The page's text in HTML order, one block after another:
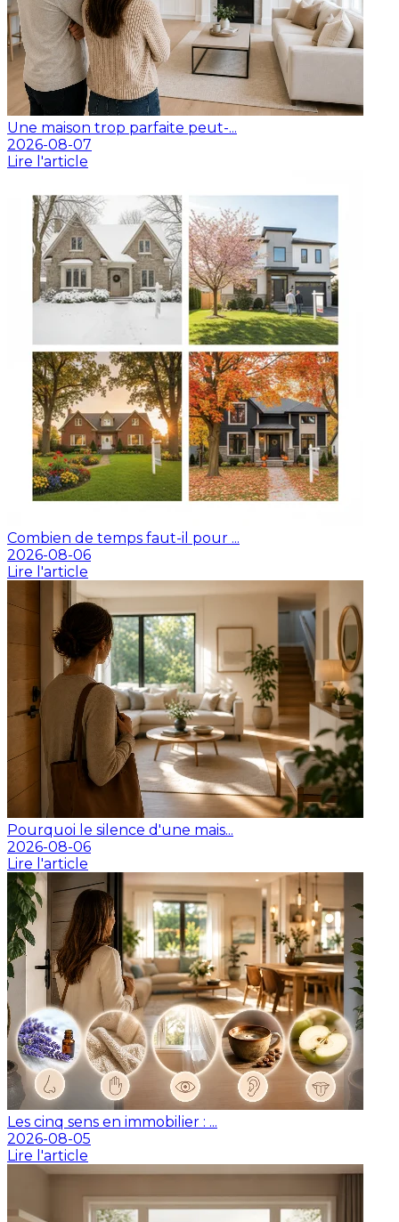
Une maison trop parfaite peut-...
2026-08-07
Lire l'article
Combien de temps faut-il pour ...
2026-08-06
Lire l'article
Pourquoi le silence d'une mais...
2026-08-06
Lire l'article
Les cinq sens en immobilier : ...
2026-08-05
Lire l'article